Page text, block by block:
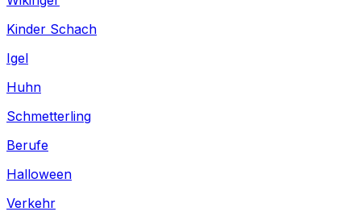
Kinder Schach
Igel
Huhn
Schmetterling
Berufe
Halloween
Verkehr